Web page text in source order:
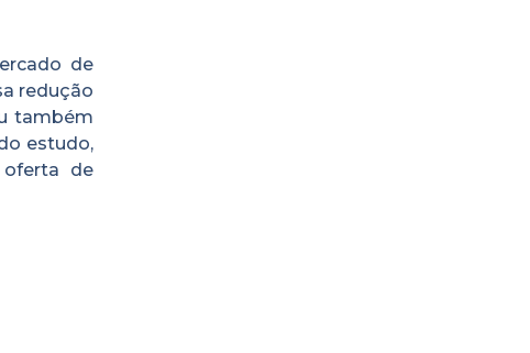
de
redução
também
estudo,
oferta de